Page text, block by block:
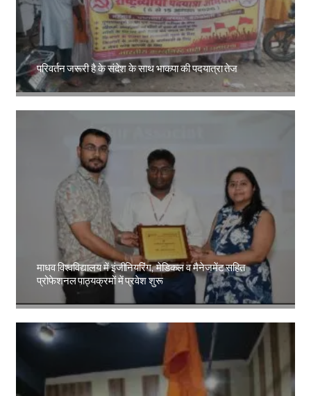
परिवर्तन जरूरी है के संदेश के साथ भाकपा की पदयात्रा तेज
Amit Lekh
माधव विश्वविद्यालय में इंजीनियरिंग, मेडिकल व मैनेजमेंट सहित
प्रोफेशनल पाठ्यक्रमों में प्रवेश शुरू
Amit Lekh